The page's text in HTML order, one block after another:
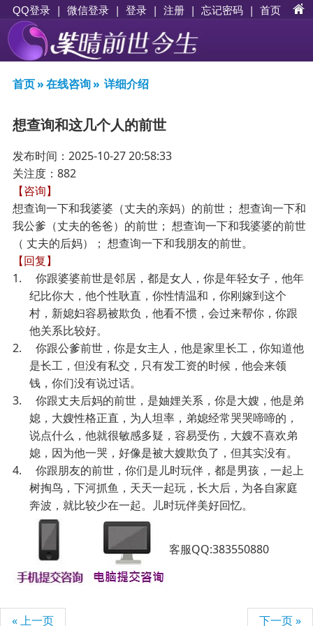
QQ登录 | 微信登录 | 登录 | 注册 | 忘记密码 | 首页
首页»在线咨询» 详细介绍
想查询和这几个人的前世
发布时间：2025-10-27 20:58:33
关注度：882
【咨询】
想查询一下和我婆婆（丈夫的亲妈）的前世； 想查询一下和
我公爹（丈夫的爸爸）的前世； 想查询一下和我婆婆的前世
（ 丈夫的后妈）； 想查询一下和我朋友的前世。
【回复】
1. 你跟婆婆前世是邻居，都是女人，你是年轻女子，他年
纪比你大，他个性耿直，你性情温和，你刚嫁到这个
村，新媳妇容易被欺负，他看不惯，会过来帮你，你跟
他关系比较好。
2. 你跟公爹前世，你是女主人，他是家里长工，你知道他
是长工，但没有私交，只有发工资的时候，他会来领
钱，你们没有说过话。
3. 你跟丈夫后妈的前世，是妯娌关系，你是大嫂，他是弟
媳，大嫂性格正直，为人坦率，弟媳经常哭哭啼啼的，
说点什么，他就很敏感多疑，容易受伤，大嫂不喜欢弟
媳，因为他一哭，好像是被大嫂欺负了，但其实没有。
4. 你跟朋友的前世，你们是儿时玩伴，都是男孩，一起上
树掏鸟，下河抓鱼，天天一起玩，长大后，为各自家庭
奔波，就比较少在一起。儿时玩伴美好回忆。
客服QQ:383550880
« 上一页 下一页 »